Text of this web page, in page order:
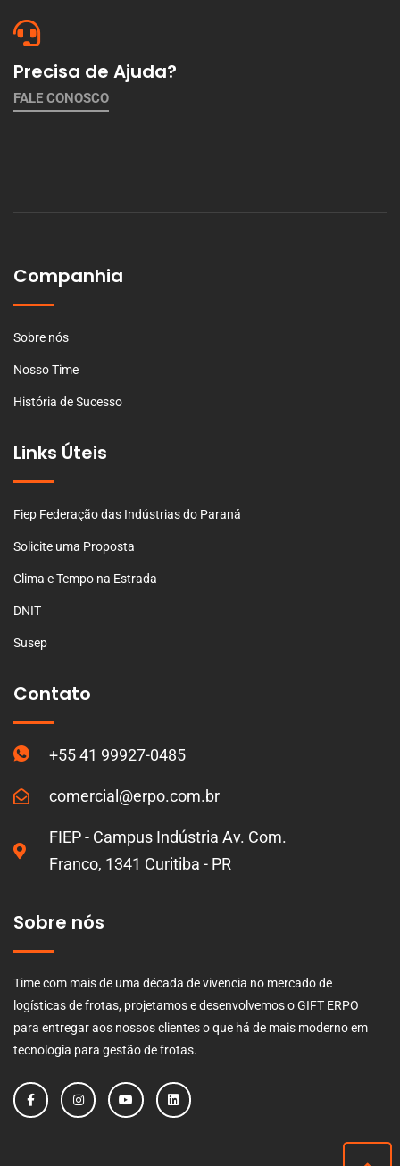
Precisa de Ajuda?
FALE CONOSCO
Companhia
Sobre nós
Nosso Time
História de Sucesso
Links Úteis
Fiep Federação das Indústrias do Paraná
Solicite uma Proposta
Clima e Tempo na Estrada
DNIT
Susep
Contato
+55 41 99927-0485
comercial@erpo.com.br
FIEP - Campus Indústria Av. Com.
Franco, 1341 Curitiba - PR
Sobre nós
Time com mais de uma década de vivencia no mercado de
logísticas de frotas, projetamos e desenvolvemos o GIFT ERPO
para entregar aos nossos clientes o que há de mais moderno em
tecnologia para gestão de frotas.